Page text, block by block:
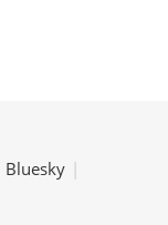
Bluesky |